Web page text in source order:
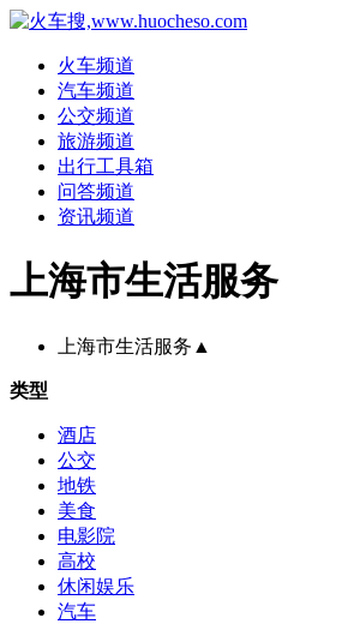
火车频道
汽车频道
公交频道
旅游频道
出行工具箱
问答频道
资讯频道
上海市生活服务
上海市生活服务 ▲
类型
酒店
公交
地铁
美食
电影院
高校
休闲娱乐
汽车